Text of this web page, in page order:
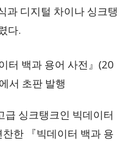
과 디지털 차이나 싱크탱
다.
급 싱크탱크인 빅데이터
한 『빅데이터 백과 용